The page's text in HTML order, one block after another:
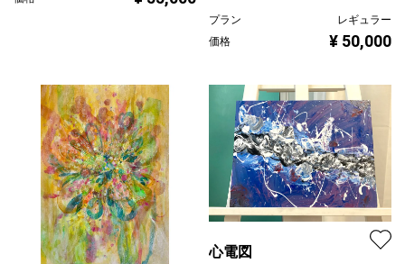
プラン
レギュラー
価格
¥ 50,000
心電図